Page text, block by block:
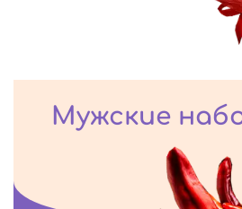
Мужские